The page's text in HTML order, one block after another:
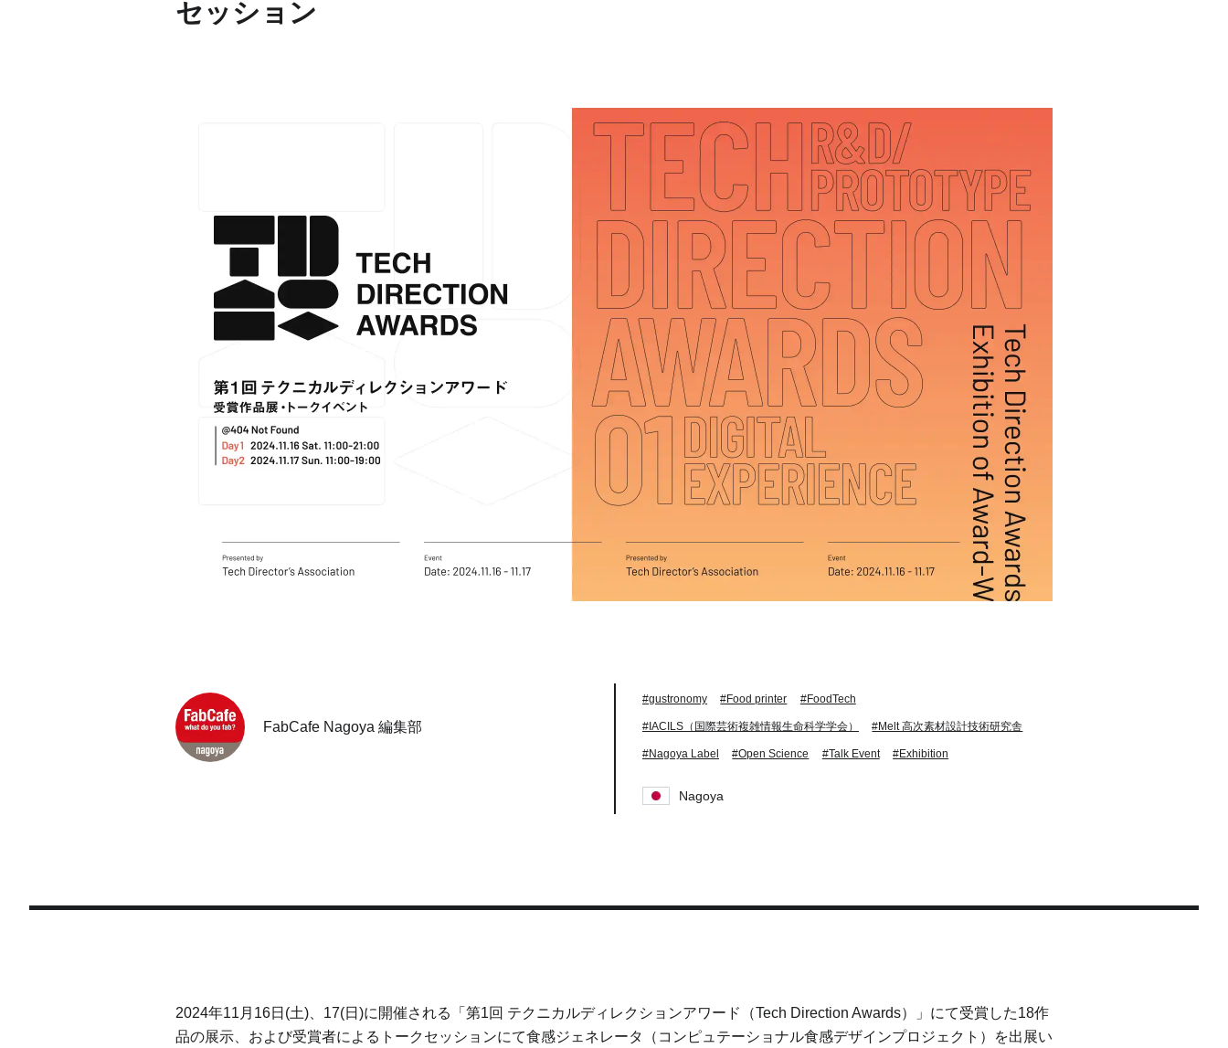
Project Cases
セッション
FabCafe Nagoya 編集部
#gustronomy #Food printer #FoodTech
#IACILS（国際芸術複雑情報生命科学学会） #Melt 高次素材設計技術研究舎
#Nagoya Label #Open Science #Talk Event #Exhibition
Nagoya
2024年11月16日(土)、17(日)に開催される「第1回 テクニカルディレクションアワード（Tech Direction Awards）」にて受賞した18作
品の展示、および受賞者によるトークセッションにて食感ジェネレータ（コンピュテーショナル食感デザインプロジェクト）を出展い